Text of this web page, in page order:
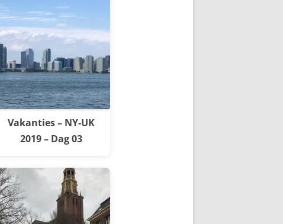
Vakanties – NY-UK
2019 – Dag 03